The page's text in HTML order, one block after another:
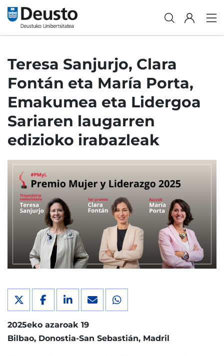
Teresa Sanjurjo, Clara
Fontán eta María Porta,
Emakumea eta Lidergoa
Sariaren laugarren
edizioko irabazleak
2025eko azaroak 19
Bilbao Donostia-San Sebastián Madril